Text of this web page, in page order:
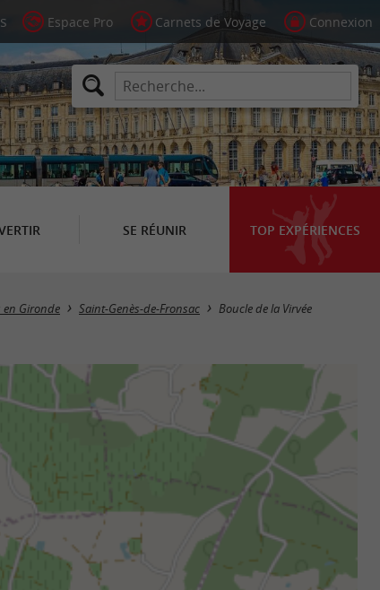
Espace Pro Carnets de Voyage Connexion
SE RÉUNIR TOP EXPÉRIENCES
Gironde Saint-Genès-de-Fronsac Boucle de la Virvée